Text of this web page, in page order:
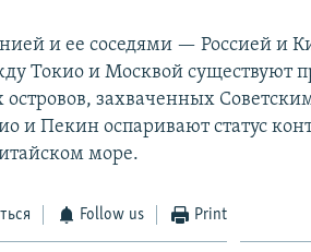
и ее соседями — Россией и
Токио и Москвой существуют
островов, захваченных
и Пекин оспаривают статус
море.
Follow us Print